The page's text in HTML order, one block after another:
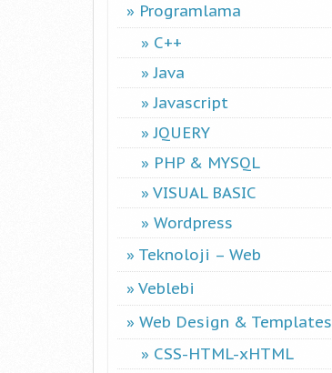
Programlama
C++
Java
Javascript
JQUERY
PHP & MYSQL
VISUAL BASIC
Wordpress
Teknoloji – Web
Veblebi
Web Design & Templates
CSS-HTML-xHTML